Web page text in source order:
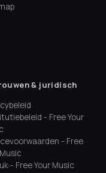
& juridisch
- Free Your
- Free
- Free Your Music